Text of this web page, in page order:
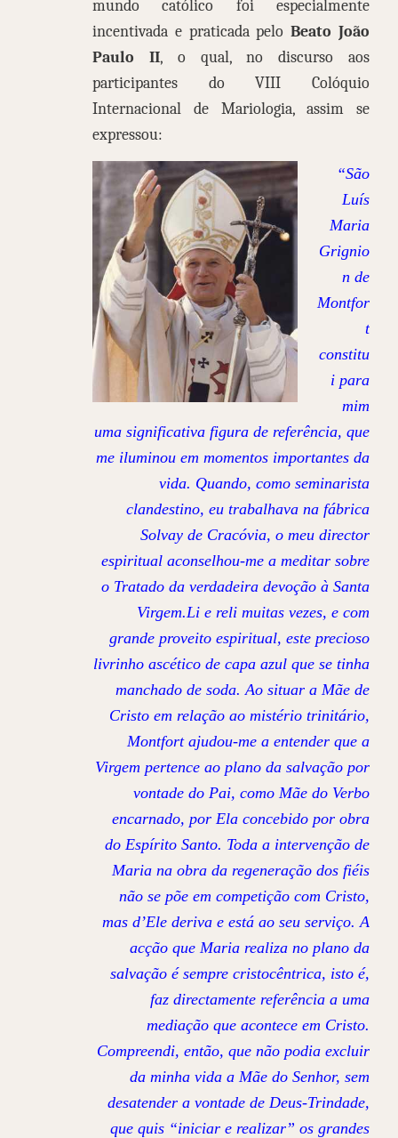
mundo católico foi especialmente
incentivada e praticada peloBeato João
Paulo II, o qual, no discurso aos
participantes do VIII Colóquio
Internacional de Mariologia, assim se
expressou:
“São
Luís
Maria
Grignio
n de
Montfor
t
constitu
i para
mim
uma significativa figura de referência, que
me iluminou em momentos importantes da
vida. Quando, como seminarista
clandestino, eu trabalhava na fábrica
Solvay de Cracóvia, o meu director
espiritual aconselhou-me a meditar sobre
o Tratado da verdadeira devoção à Santa
Virgem.Li e reli muitas vezes, e com
grande proveito espiritual, este precioso
livrinho ascético de capa azul que se tinha
manchado de soda. Ao situar a Mãe de
Cristo em relação ao mistério trinitário,
Montfort ajudou-me a entender que a
Virgem pertence ao plano da salvação por
vontade do Pai, como Mãe do Verbo
encarnado, por Ela concebido por obra
do Espírito Santo. Toda a intervenção de
Maria na obra da regeneração dos fiéis
não se põe em competição com Cristo,
mas d’Ele deriva e está ao seu serviço. A
acção que Maria realiza no plano da
salvação é sempre cristocêntrica, isto é,
faz directamente referência a uma
mediação que acontece em Cristo.
Compreendi, então, que não podia excluir
da minha vida a Mãe do Senhor, sem
desatender a vontade de Deus-Trindade,
que quis “iniciar e realizar” os grandes